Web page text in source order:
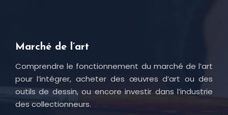
Marché de l’art
Comprendre le fonctionnement du marché de l’art
pour l’intégrer, acheter des œuvres d’art ou des
outils de dessin, ou encore investir dans l’industrie
des collectionneurs.